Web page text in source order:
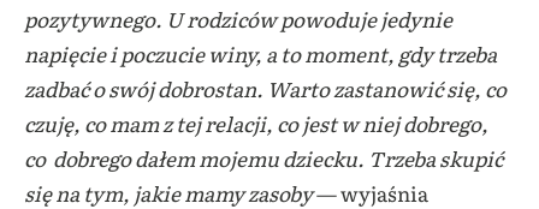
pozytywnego. U rodziców powoduje jedynie
napięcie i poczucie winy, a to moment, gdy trzeba
zadbać o swój dobrostan. Warto zastanowić się, co
czuję, co mam z tej relacji, co jest w niej dobrego,
co dobrego dałem mojemu dziecku. Trzeba skupić
się na tym, jakie mamy zasoby— wyjaśnia